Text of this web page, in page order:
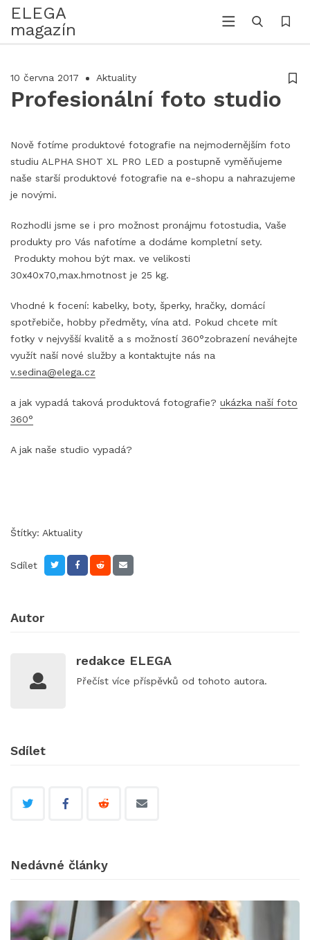
ELEGA
magazín
10 června 2017 Aktuality
Profesionální foto studio
Nově fotíme produktové fotografie na nejmodernějším foto
studiu ALPHA SHOT XL PRO LED a postupně vyměňujeme
naše starší produktové fotografie na e-shopu a nahrazujeme
je novými.
Rozhodli jsme se i pro možnost pronájmu fotostudia, Vaše
produkty pro Vás nafotíme a dodáme kompletní sety.
Produkty mohou být max. ve velikosti
30x40x70,max.hmotnost je 25 kg.
Vhodné k focení: kabelky, boty, šperky, hračky, domácí
spotřebiče, hobby předměty, vína atd. Pokud chcete mít
fotky v nejvyšší kvalitě a s možností 360°zobrazení neváhejte
využít naší nové služby a kontaktujte nás na
v.sedina@elega.cz
a jak vypadá taková produktová fotografie? ukázka naší foto
360°
A jak naše studio vypadá?
Štítky: Aktuality
Sdílet
Autor
redakce ELEGA
Přečíst více příspěvků od tohoto autora.
Sdílet
Nedávné články